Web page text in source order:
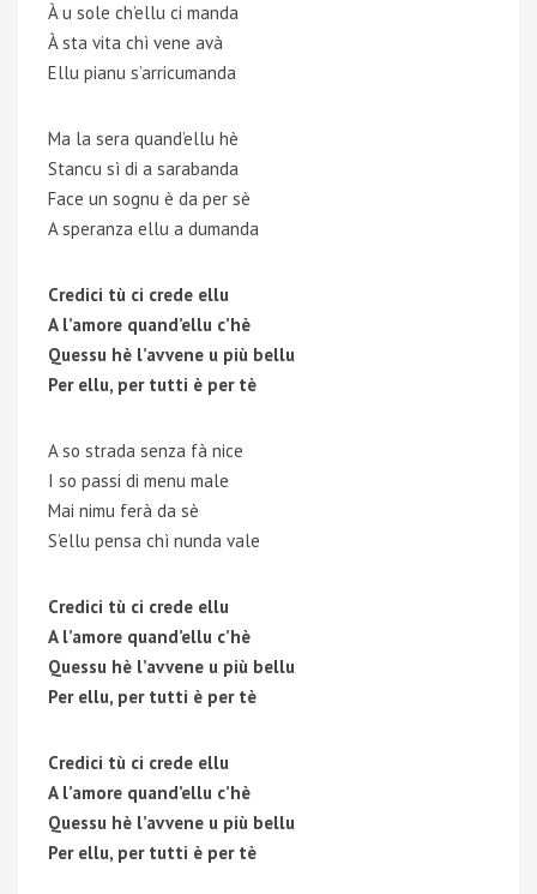
À u sole ch’ellu ci manda
À sta vita chì vene avà
Ellu pianu s’arricumanda
Ma la sera quand’ellu hè
Stancu sì di a sarabanda
Face un sognu è da per sè
A speranza ellu a dumanda
Credici tù ci crede ellu
A l’amore quand’ellu c’hè
Quessu hè l’avvene u più bellu
Per ellu, per tutti è per tè
A so strada senza fà nice
I so passi di menu male
Mai nimu ferà da sè
S’ellu pensa chì nunda vale
Credici tù ci crede ellu
A l’amore quand’ellu c’hè
Quessu hè l’avvene u più bellu
Per ellu, per tutti è per tè
Credici tù ci crede ellu
A l’amore quand’ellu c’hè
Quessu hè l’avvene u più bellu
Per ellu, per tutti è per tè